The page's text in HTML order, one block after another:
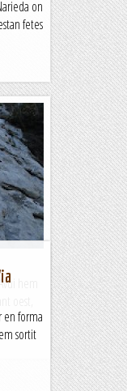
on
fetes
hem
oest,
en forma
sortit